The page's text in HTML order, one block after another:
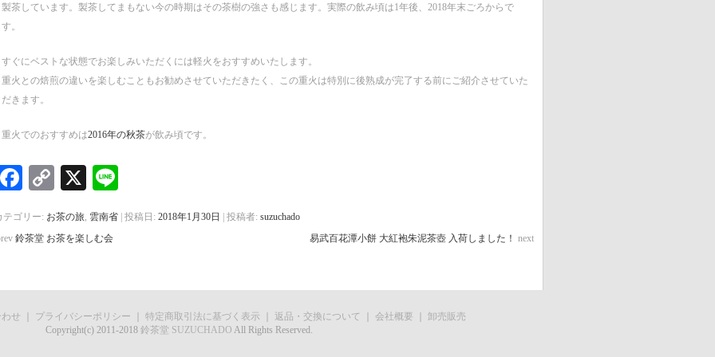
製茶しています。製茶してまもない今の時期はその茶樹の強さも感じます。実際の飲み頃は1年後、2018年末ごろからで
す。
すぐにベストな状態でお楽しみいただくには軽火をおすすめいたします。
重火との焙煎の違いを楽しむこともお勧めさせていただきたく、この重火は特別に後熟成が完了する前にご紹介させていた
だきます。
重火でのおすすめは2016年の秋茶が飲み頃です。
Facebook
Copy
X
テゴリー: お茶の旅, 雲南省| 投稿日: 2018年1月30日 投稿者: suzuchado
鈴茶堂 お茶を楽しむ会 易武百花潭小餅 大紅袍朱泥茶壺 入荷しました！ next
せ プライバシーポリシー 特定商取引法に基づく表示 返品・交換について 会社概要
卸売販売
Copyright(c) 2011-2018 鈴茶堂 SUZUCHADO All Rights Reserved.